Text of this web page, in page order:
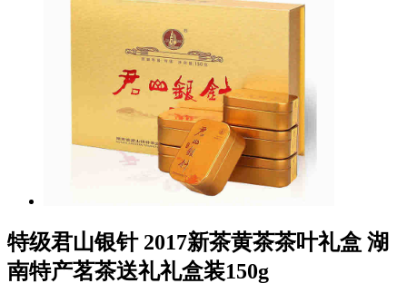
特级君山银针 2017新茶黄茶茶叶礼盒 湖
南特产茗茶送礼礼盒装150g